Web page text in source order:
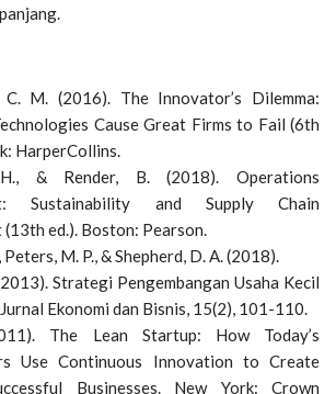
C. M. (2016). The Innovator’s Dilemma:
Cause Great Firms to Fail (6th
HarperCollins.
& Render, B. (2018). Operations
Sustainability and Supply Chain
(13th ed.). Boston: Pearson.
Peters, M. P., & Shepherd, D. A. (2018).
Strategi Pengembangan Usaha Kecil
Ekonomi dan Bisnis, 15(2), 101-110.
The Lean Startup: How Today’s
Use Continuous Innovation to Create
Businesses. New York: Crown